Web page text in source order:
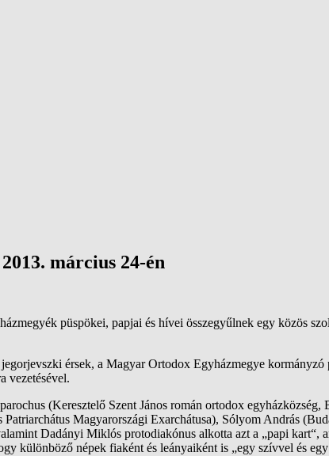
március 24-én
püspökei, papjai és hívei összegyűlnek egy közös
érsek, a Magyar Ortodox Egyházmegye kormányzó
vezetésével.
(Keresztelő Szent János román ortodox egyházközség,
Magyarországi Exarchátusa), Sólyom András
Dadányi Miklós protodiakónus alkotta azt a „papi kart“,
különböző népek fiaként és leányaiként is „egy szívvel és